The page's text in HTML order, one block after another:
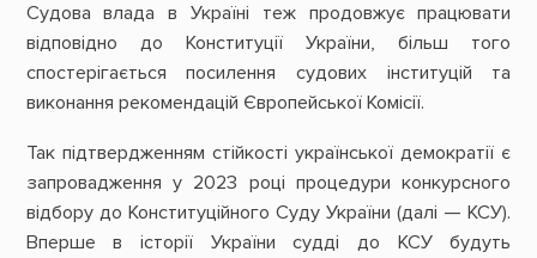
Судова влада в Україні теж продовжує працювати
відповідно до Конституції України, більш того
спостерігається посилення судових інституцій та
виконання рекомендацій Європейської Комісії.
Так підтвердженням стійкості української демократії є
запровадження у 2023 році процедури конкурсного
відбору до Конституційного Суду України (далі — КСУ).
Вперше в історії України судді до КСУ будуть